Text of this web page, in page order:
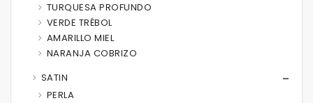
TURQUESA PROFUNDO
VERDE TRÉBOL
AMARILLO MIEL
NARANJA COBRIZO
SATIN
PERLA